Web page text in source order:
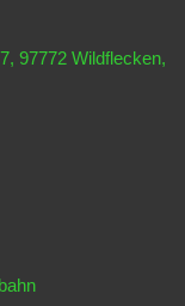
97772 Wildflecken,